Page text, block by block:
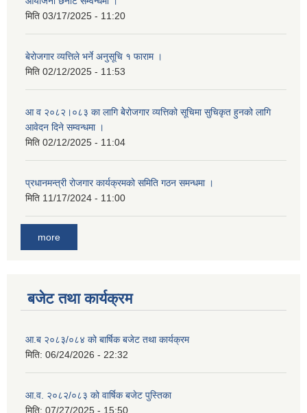
मिति 03/17/2025 - 11:20
बेरोजगार व्यत्तिले भर्ने अनुसूचि १ फाराम ।
मिति 02/12/2025 - 11:53
आ व २०८२।०८३ का लागि बेेरोजगार व्यत्तिको सूचिमा सुचिकृत हुनको लागि
आवेदन दिने सम्वन्धमा ।
मिति 02/12/2025 - 11:04
प्रधानमन्त्री रोजगार कार्यक्रमको समिति गठन समन्धमा ।
मिति 11/17/2024 - 11:00
more
बजेट तथा कार्यक्रम
आ.ब २०८३/०८४ को बार्षिक बजेट तथा कार्यक्रम
मिति: 06/24/2026 - 22:32
आ.व. २०८२/०८३ को वार्षिक बजेट पुस्तिका
मिति: 07/27/2025 - 15:50